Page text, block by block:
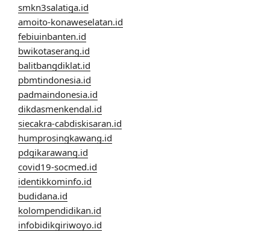
smkn3salatiga.id
amoito-konaweselatan.id
febiuinbanten.id
bwikotaserang.id
balitbangdiklat.id
pbmtindonesia.id
padmaindonesia.id
dikdasmenkendal.id
siecakra-cabdiskisaran.id
humprosingkawang.id
pdgikarawang.id
covid19-socmed.id
identikkominfo.id
budidana.id
kolompendidikan.id
infobidikgiriwoyo.id